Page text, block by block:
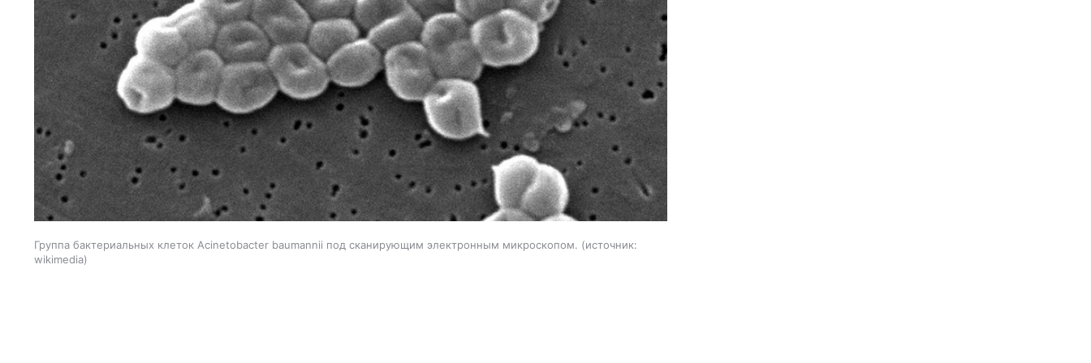
Группа бактериальных клеток Acinetobacter baumannii под сканирующим электронным микроскопом.
источник:
wikimedia